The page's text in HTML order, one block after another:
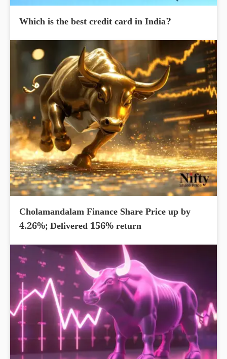
Which is the best credit card in India?
Cholamandalam Finance Share Price up by
4.26%; Delivered 156% return